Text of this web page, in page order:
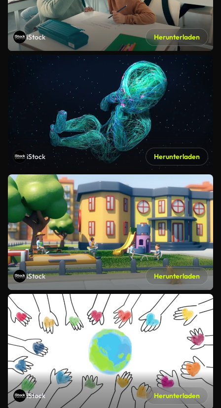
iStock Herunterladen
iStock Herunterladen
iStock Herunterladen
iStock Herunterladen